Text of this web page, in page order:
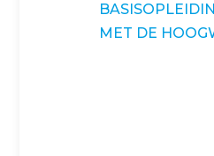
MET DE